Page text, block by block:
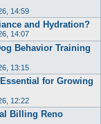
14:59
and Hydration?
14:07
Behavior Training
13:15
for Growing
12:22
Billing Reno